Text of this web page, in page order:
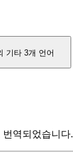
기타 3개 언어
역되었습니다.